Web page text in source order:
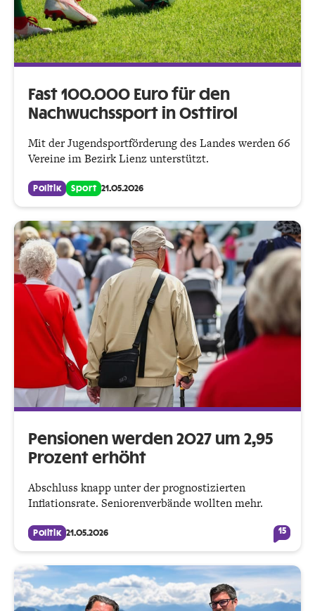
Fast 100.000 Euro für den
Nachwuchssport in Osttirol
Mit der Jugendsportförderung des Landes werden 66
Vereine im Bezirk Lienz unterstützt.
Politik Sport 21.05.2026
Pensionen werden 2027 um 2,95
Prozent erhöht
Abschluss knapp unter der prognostizierten
Inflationsrate. Seniorenverbände wollten mehr.
Politik 21.05.2026 15